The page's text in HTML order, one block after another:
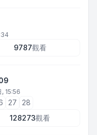
9787觀看
15:56
27
28
128273觀看